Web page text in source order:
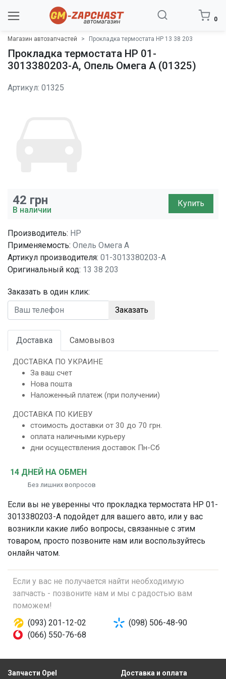
0
Магазин автозапчастей Прокладка термостата HP 13 38 203
Прокладка термостата HP 01-
3013380203-A, Опель Омега A (01325)
Артикул: 01325
42 грн
В наличии
Купить
Производитель: HP
Применяемость: Опель Омега A
Артикул производителя: 01-3013380203-A
Оригинальный код: 13 38 203
Заказать в один клик:
Заказать
Доставка Самовывоз
ДОСТАВКА ПО УКРАИНЕ
За ваш счет
Нова пошта
Наложенный платеж (при получении)
ДОСТАВКА ПО КИЕВУ
стоимость доставки от 30 до 70 грн.
оплата наличными курьеру
дни осуществления доставок Пн-Сб
14 ДНЕЙ НА ОБМЕН
Без лишних вопросов
Если вы не уверенны что прокладка термостата HP 01-
3013380203-A подойдет для вашего авто, или у вас
возникли какие либо вопросы, связанные с этим
товаром, просто позвоните нам или воспользуйтесь
онлайн чатом.
Если у вас не получается найти необходимую
запчасть - позвоните нам и мы с радостью вам
поможем!
(093) 201-12-02
(098) 506-48-90
(066) 550-76-68
Запчасти Opel Доставка и оплата